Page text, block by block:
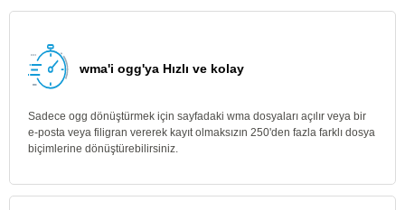
wma'i ogg'ya Hızlı ve kolay
Sadece ogg dönüştürmek için sayfadaki wma dosyaları açılır veya bir
e-posta veya filigran vererek kayıt olmaksızın 250'den fazla farklı dosya
biçimlerine dönüştürebilirsiniz.